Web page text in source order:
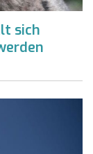
sich